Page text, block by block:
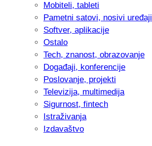
Mobiteli, tableti
Pametni satovi, nosivi uređaji
Softver, aplikacije
Ostalo
Tech, znanost, obrazovanje
Događaji, konferencije
Poslovanje, projekti
Televizija, multimedija
Sigurnost, fintech
Istraživanja
Izdavaštvo